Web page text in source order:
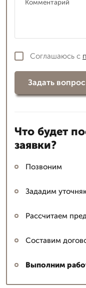
Соглашаюсь с
Задать вопрос
Что будет
заявки?
Позвоним
Зададим
Рассчитаем
Составим
Выполним